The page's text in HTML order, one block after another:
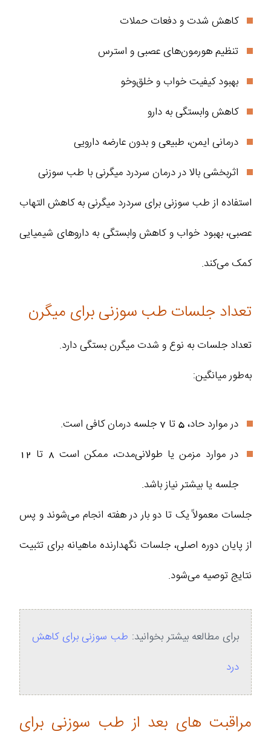
کاهش شدت و دفعات حملات
تنظیم هورمون‌های عصبی و استرس
بهبود کیفیت خواب و خلق‌وخو
کاهش وابستگی به دارو
درمانی ایمن، طبیعی و بدون عارضه دارویی
اثربخشی بالا در درمان سردرد میگرنی با طب سوزنی
استفاده از طب سوزنی برای سردرد میگرنی به کاهش التهاب
عصبی، بهبود خواب و کاهش وابستگی به داروهای شیمیایی
کمک می‌کند.
تعداد جلسات طب سوزنی برای میگرن
تعداد جلسات به نوع و شدت میگرن بستگی دارد.
به‌طور میانگین:
در موارد حاد، 5 تا 7 جلسه درمان کافی است.
در موارد مزمن یا طولانی‌مدت، ممکن است 8 تا 12
جلسه یا بیشتر نیاز باشد.
جلسات معمولاً یک تا دو بار در هفته انجام می‌شوند و پس
از پایان دوره اصلی، جلسات نگهدارنده ماهیانه برای تثبیت
نتایج توصیه می‌شود.
برای مطالعه بیشتر بخوانید: طب سوزنی برای کاهش
درد
مراقبت های بعد از طب سوزنی برای